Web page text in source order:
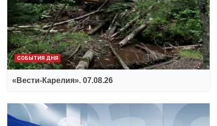
СОБЫТИЯ ДНЯ
«Вести-Карелия». 07.08.26